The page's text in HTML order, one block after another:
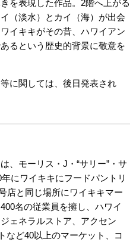
を表現した作品。2階へ上がる
（淡水）とカイ（海）が出会
イキキがその昔、ハワイアン
るという歴史的背景に敬意を
に関しては、後日発表され
、モーリス・J・“サリー”・サ
にワイキキにフードパントリ
店と同じ場所にワイキキマー
名の従業員を擁し、ハワイ
ェネラルストア、アクセン
など40以上のマーケット、コ